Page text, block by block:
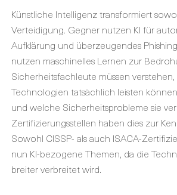
Künstliche Intelligenz transformiert
Verteidigung. Gegner nutzen KI für
Aufklärung und überzeugendes
nutzen maschinelles Lernen zur
Sicherheitsfachleute müssen verstehen,
Technologien tatsächlich leisten
und welche Sicherheitsprobleme sie
Zertifizierungsstellen haben dies zur
Sowohl CISSP- als auch ISACA-
nun KI-bezogene Themen, da die
breiter verbreitet wird.